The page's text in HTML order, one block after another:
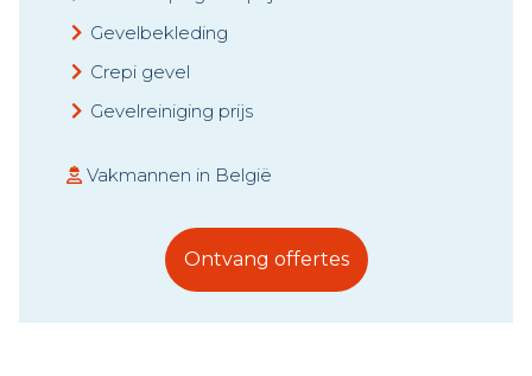
Gevelbekleding
Crepi gevel
Gevelreiniging prijs
Vakmannen in België
Ontvang offertes